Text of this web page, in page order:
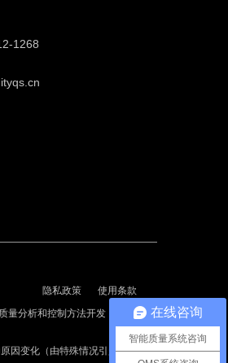
1268
隐私政策
使用条款
量分析和控制方法开发，每年可
因变化（由特殊情况引起的变
在线咨询
智能质量系统咨询